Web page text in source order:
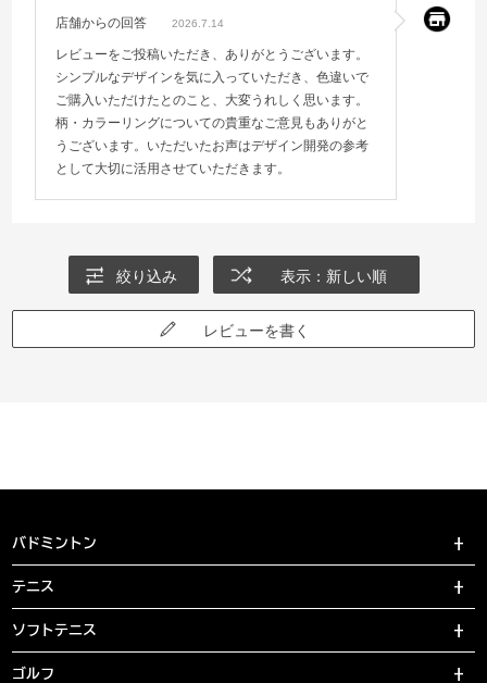
店舗からの回答 2026.7.14
レビューをご投稿いただき、ありがとうございます。
シンプルなデザインを気に入っていただき、色違いで
ご購入いただけたとのこと、大変うれしく思います。
柄・カラーリングについての貴重なご意見もありがと
うございます。いただいたお声はデザイン開発の参考
として大切に活用させていただきます。
絞り込み 表示：新しい順
レビューを書く
バドミントン
テニス
ソフトテニス
ゴルフ